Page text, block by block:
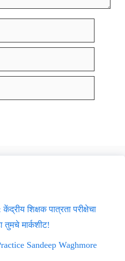
शिक्षक पात्रता परीक्षेचा
तुमचे मार्कशीट!
Sandeep Waghmore